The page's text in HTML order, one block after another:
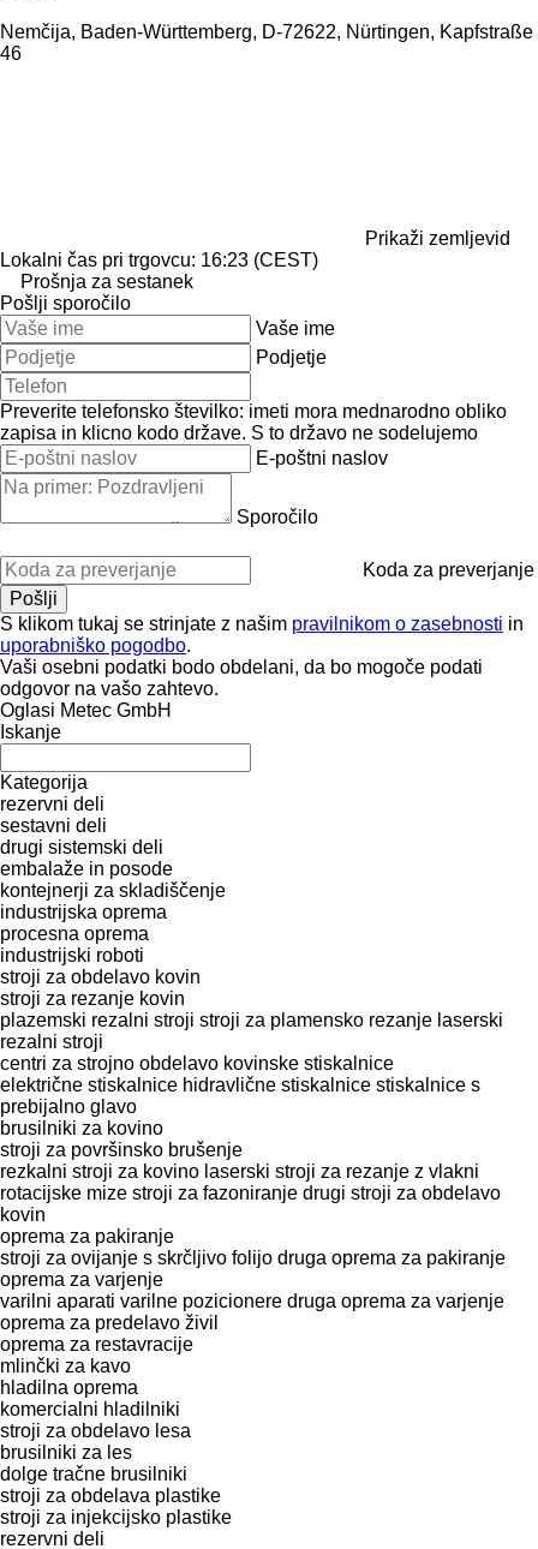
Nemčija, Baden-Württemberg, D-72622, Nürtingen, Kapfstraße
46
Prikaži zemljevid
Lokalni čas pri trgovcu: 16:23 (CEST)
Prošnja za sestanek
Pošlji sporočilo
Vaše ime
Podjetje
Preverite telefonsko številko: imeti mora mednarodno obliko
zapisa in klicno kodo države. S to državo ne sodelujemo
E-poštni naslov
Sporočilo
Koda za preverjanje
S klikom tukaj se strinjate z našim pravilnikom o zasebnosti in
uporabniško pogodbo.
Vaši osebni podatki bodo obdelani, da bo mogoče podati
odgovor na vašo zahtevo.
Oglasi Metec GmbH
Iskanje
Kategorija
rezervni deli
sestavni deli
drugi sistemski deli
embalaže in posode
kontejnerji za skladiščenje
industrijska oprema
procesna oprema
industrijski roboti
stroji za obdelavo kovin
stroji za rezanje kovin
plazemski rezalni stroji stroji za plamensko rezanje laserski
rezalni stroji
centri za strojno obdelavo kovinske stiskalnice
električne stiskalnice hidravlične stiskalnice stiskalnice s
prebijalno glavo
brusilniki za kovino
stroji za površinsko brušenje
rezkalni stroji za kovino laserski stroji za rezanje z vlakni
rotacijske mize stroji za fazoniranje drugi stroji za obdelavo
kovin
oprema za pakiranje
stroji za ovijanje s skrčljivo folijo druga oprema za pakiranje
oprema za varjenje
varilni aparati varilne pozicionere druga oprema za varjenje
oprema za predelavo živil
oprema za restavracije
mlinčki za kavo
hladilna oprema
komercialni hladilniki
stroji za obdelavo lesa
brusilniki za les
dolge tračne brusilniki
stroji za obdelava plastike
stroji za injekcijsko plastike
rezervni deli